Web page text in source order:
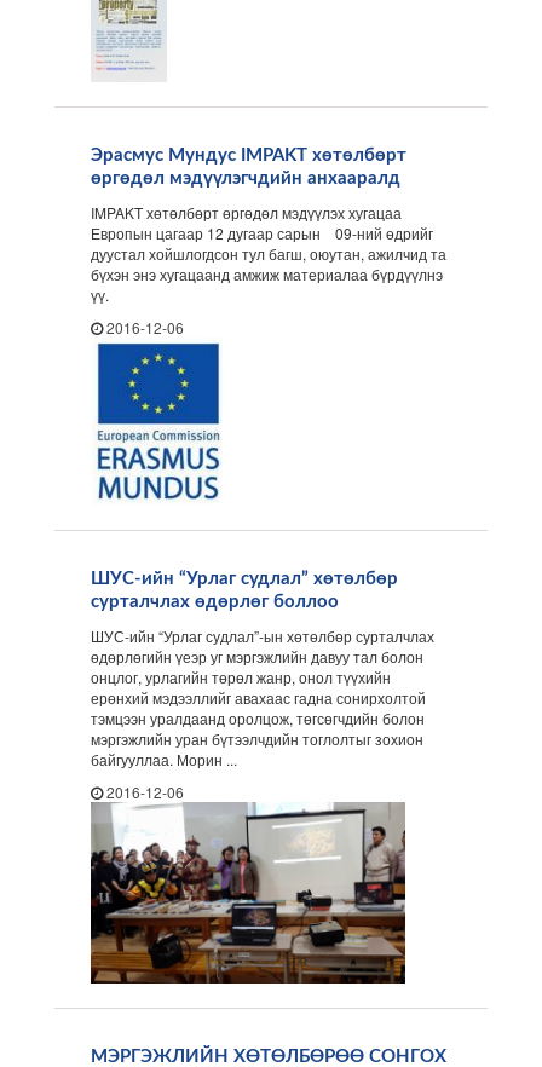
Эрасмус Мундус IMPAKT хөтөлбөрт
өргөдөл мэдүүлэгчдийн анхааралд
IMPAKT хөтөлбөрт өргөдөл мэдүүлэх хугацаа
Европын цагаар 12 дугаар сарын 09-ний өдрийг
дуустал хойшлогдсон тул багш, оюутан, ажилчид та
бүхэн энэ хугацаанд амжиж материалаа бүрдүүлнэ
үү.
2016-12-06
ШУС-ийн “Урлаг судлал” хөтөлбөр
сурталчлах өдөрлөг боллоо
ШУС-ийн “Урлаг судлал”-ын хөтөлбөр сурталчлах
өдөрлөгийн үеэр уг мэргэжлийн давуу тал болон
онцлог, урлагийн төрөл жанр, онол түүхийн
ерөнхий мэдээллийг авахаас гадна сонирхолтой
тэмцээн уралдаанд оролцож, төгсөгчдийн болон
мэргэжлийн уран бүтээлчдийн тоглолтыг зохион
байгууллаа. Морин ...
2016-12-06
МЭРГЭЖЛИЙН ХӨТӨЛБӨРӨӨ СОНГОХ